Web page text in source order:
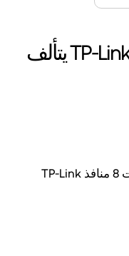
مفتاح تبديل جيجابت من TP-Link يتألف
مفتاح تبديل الشبكة إيثرنت جيجابت 8 منافذ TP-Link